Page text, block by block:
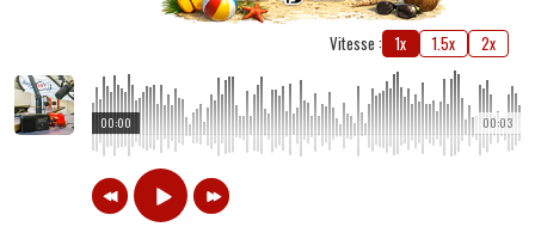
Vitesse : 1x 1.5x 2x
00:03
00:00